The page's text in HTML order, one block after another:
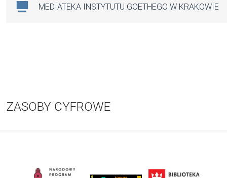
MEDIATEKA INSTYTUTU GOETHEGO W KRAKOWIE
ZASOBY CYFROWE